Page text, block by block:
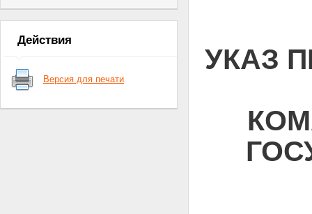
Действия
Версия для печати
УКАЗ